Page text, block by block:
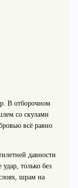
В отборочном
со скулами
всё равно
давности
только без
шрам на